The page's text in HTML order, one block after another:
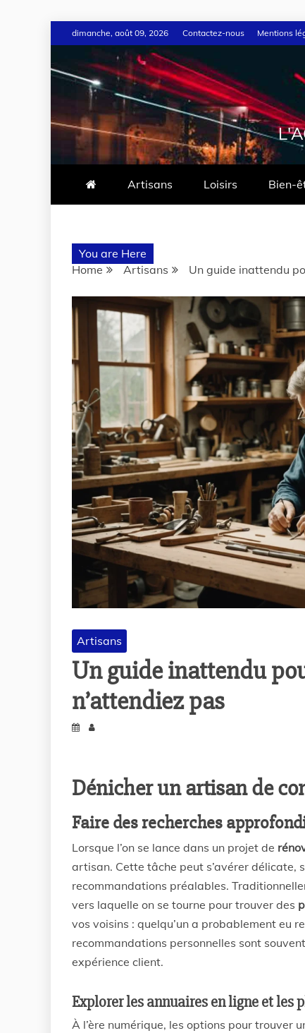
dimanche, août 09, 2026 Contactez-nous Mentions
Artisans Loisirs Bien-
You are Here
Home
Artisans Un guide inattendu
Artisans
Un guide inattendu
n’attendiez pas
Dénicher un artisan de
Faire des recherches
Lorsque l’on se lance dans un projet de
artisan. Cette tâche peut s’avérer délicate,
recommandations préalables.
vers laquelle on se tourne pour trouver des
vos voisins : quelqu’un a probablement eu
recommandations personnelles sont
expérience client.
Explorer les annuaires en ligne et les
À l’ère numérique, les options pour trouver